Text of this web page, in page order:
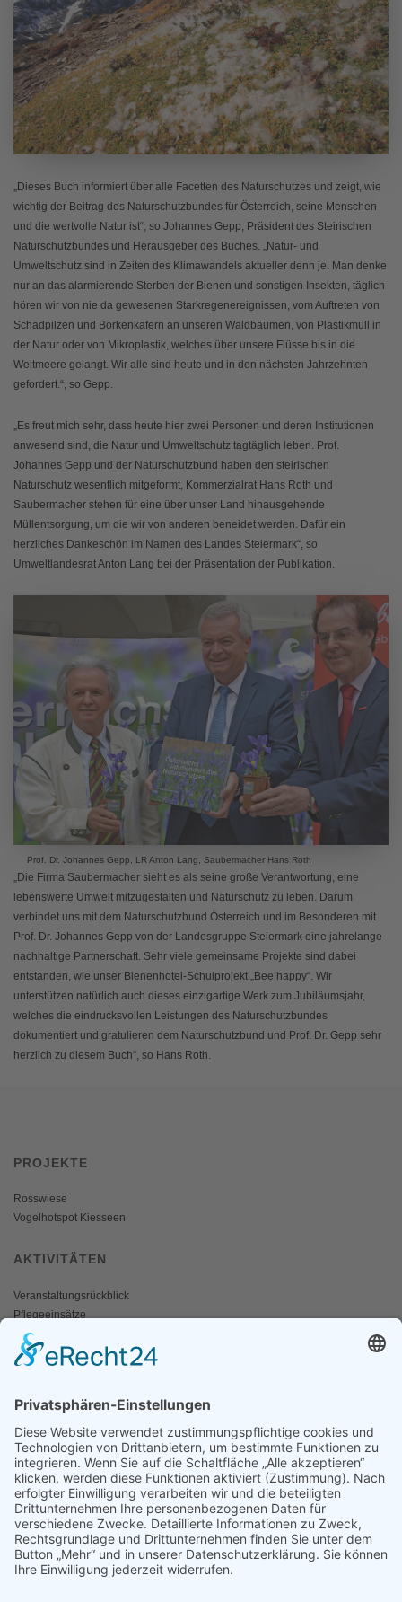
„Dieses Buch informiert über alle Facetten des Naturschutzes und zeigt, wie
wichtig der Beitrag des Naturschutzbundes für Österreich, seine Menschen
und die wertvolle Natur ist“, so Johannes Gepp, Präsident des Steirischen
Naturschutzbundes und Herausgeber des Buches. „Natur- und
Umweltschutz sind in Zeiten des Klimawandels aktueller denn je. Man denke
nur an das alarmierende Sterben der Bienen und sonstigen Insekten, täglich
hören wir von nie da gewesenen Starkregenereignissen, vom Auftreten von
Schadpilzen und Borkenkäfern an unseren Waldbäumen, von Plastikmüll in
der Natur oder von Mikroplastik, welches über unsere Flüsse bis in die
Weltmeere gelangt. Wir alle sind heute und in den nächsten Jahrzehnten
gefordert.“, so Gepp.
„Es freut mich sehr, dass heute hier zwei Personen und deren Institutionen
anwesend sind, die Natur und Umweltschutz tagtäglich leben. Prof.
Johannes Gepp und der Naturschutzbund haben den steirischen
Naturschutz wesentlich mitgeformt, Kommerzialrat Hans Roth und
Saubermacher stehen für eine über unser Land hinausgehende
Müllentsorgung, um die wir von anderen beneidet werden. Dafür ein
herzliches Dankeschön im Namen des Landes Steiermark“, so
Umweltlandesrat Anton Lang bei der Präsentation der Publikation.
Prof. Dr. Johannes Gepp, LR Anton Lang, Saubermacher Hans Roth
„Die Firma Saubermacher sieht es als seine große Verantwortung, eine
lebenswerte Umwelt mitzugestalten und Naturschutz zu leben. Darum
verbindet uns mit dem Naturschutzbund Österreich und im Besonderen mit
Prof. Dr. Johannes Gepp von der Landesgruppe Steiermark eine jahrelange
nachhaltige Partnerschaft. Sehr viele gemeinsame Projekte sind dabei
entstanden, wie unser Bienenhotel-Schulprojekt „Bee happy“. Wir
unterstützen natürlich auch dieses einzigartige Werk zum Jubiläumsjahr,
welches die eindrucksvollen Leistungen des Naturschutzbundes
dokumentiert und gratulieren dem Naturschutzbund und Prof. Dr. Gepp sehr
herzlich zu diesem Buch“, so Hans Roth.
PROJEKTE
Rosswiese
Vogelhotspot Kiesseen
AKTIVITÄTEN
Veranstaltungsrückblick
Pflegeeinsätze
AKTIV WERDEN
Mitgliedschaft
Spenden
SERVICE
Shop
Naturschutzbrief
News
Presse